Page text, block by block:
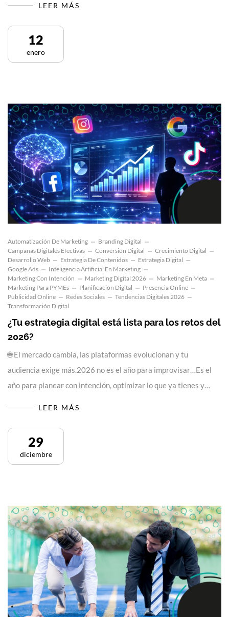
LEER MÁS
12
enero
Automatización De Marketing
Branding Digital
Campañas Digitales Efectivas
Conversión Digital
Crecimiento Digital
Desarrollo Web
Estrategia De Contenidos
Estrategia Digital
Google Ads
Inteligencia Artificial En Marketing
Marketing Con Intención
Marketing Digital 2026
Marketing En Meta
Marketing Para PYMEs
Planificación Digital
Presencia Online
Publicidad Online
Redes Sociales
Tendencias Digitales 2026
Transformación Digital
¿Tu estrategia digital está lista para los retos del
2026?
🌐 El mercado cambia, las plataformas evolucionan y tu
audiencia exige más.2026 no es el año para improvisar…Es el
año para planear con intención, optimizar lo que ya tienes y…
LEER MÁS
29
diciembre